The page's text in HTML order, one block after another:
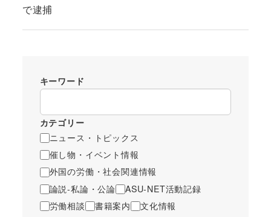
で逮捕
キーワード
カテゴリー
ニュース・トピックス
催し物・イベント情報
外国の労働・社会関連情報
論説-私論・公論
ASU-NET活動記録
労働相談
書籍案内
文化情報